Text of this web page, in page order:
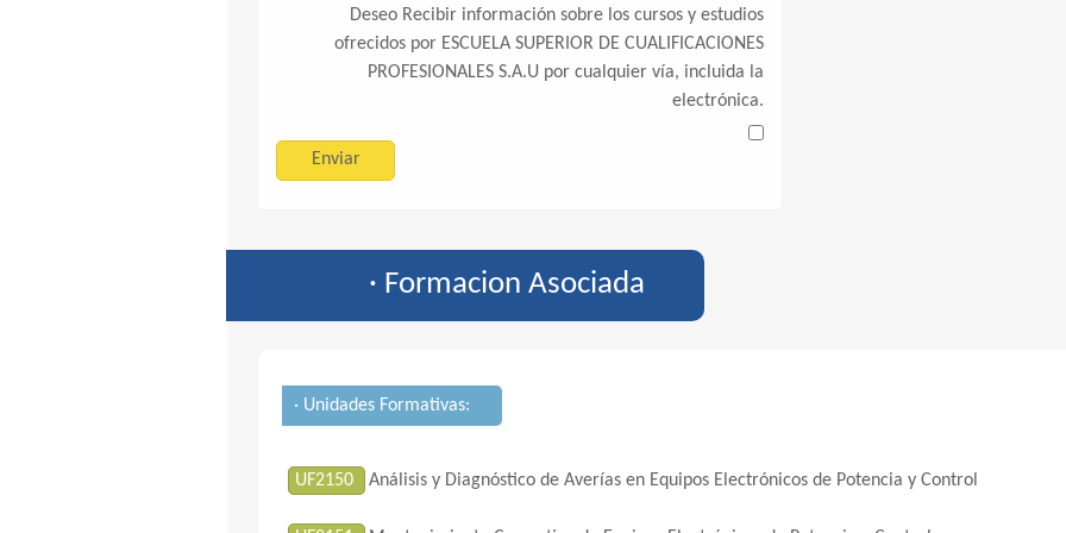
Deseo Recibir información sobre los cursos y estudios
ofrecidos por ESCUELA SUPERIOR DE CUALIFICACIONES
PROFESIONALES S.A.U por cualquier vía, incluida la
electrónica.
· Formacion Asociada
· Unidades Formativas:
UF2150 Análisis y Diagnóstico de Averías en Equipos Electrónicos de Potencia y Control